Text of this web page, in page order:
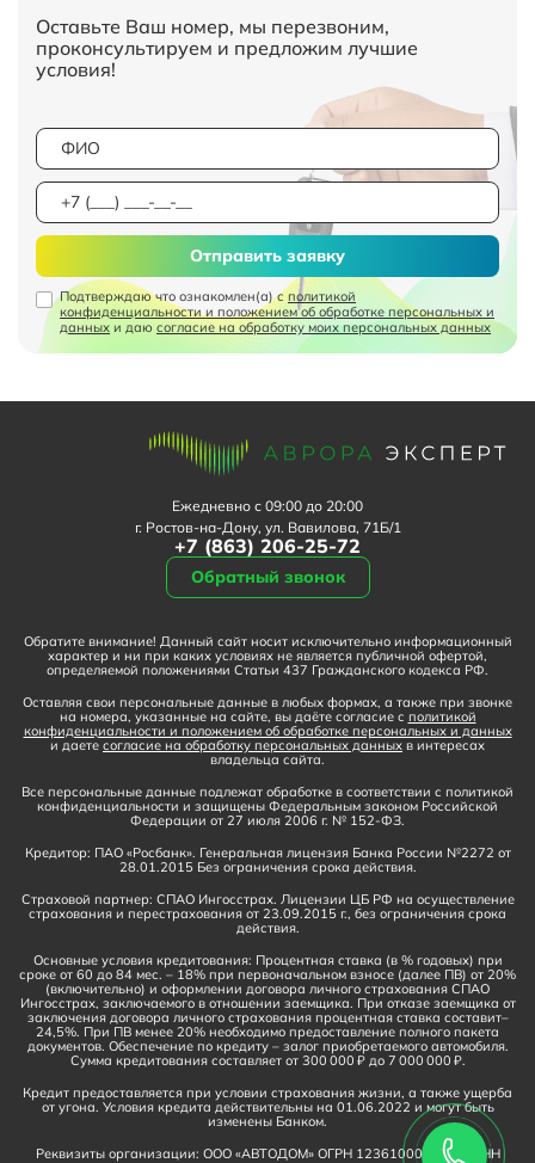
Оставьте Ваш номер, мы перезвоним,
проконсультируем и предложим лучшие
условия!
Подтверждаю что ознакомлен(а) сполитикой
конфиденциальности и положением об обработке персональных и
данных и даю согласие на обработку моих персональных данных
Отправить заявку
Ежедневно с 09:00 до 20:00
г. Ростов-на-Дону, ул. Вавилова, 71Б/1
+7 (863) 206-25-72
Обратный звонок
Обратите внимание! Данный сайт носит исключительно информационный
характер и ни при каких условиях не является публичной офертой,
определяемой положениями Статьи 437 Гражданского кодекса РФ.
Оставляя свои персональные данные в любых формах, а также при звонке
на номера, указанные на сайте, вы даёте согласие с политикой
конфиденциальности и положением об обработке персональных и данных
и даете согласие на обработку персональных данных в интересах
владельца сайта.
Все персональные данные подлежат обработке в соответствии с политикой
конфиденциальности и защищены Федеральным законом Российской
Федерации от 27 июля 2006 г. № 152-ФЗ.
Кредитор: ПАО «Росбанк». Генеральная лицензия Банка России №2272 от
28.01.2015 Без ограничения срока действия.
Страховой партнер: СПАО Ингосстрах. Лицензии ЦБ РФ на осуществление
страхования и перестрахования от 23.09.2015 г., без ограничения срока
действия.
Основные условия кредитования: Процентная ставка (в % годовых) при
сроке от 60 до 84 мес. – 18% при первоначальном взносе (далее ПВ) от 20%
(включительно) и оформлении договора личного страхования СПАО
Ингосстрах, заключаемого в отношении заемщика. При отказе заемщика от
заключения договора личного страхования процентная ставка составит–
24,5%. При ПВ менее 20% необходимо предоставление полного пакета
документов. Обеспечение по кредиту – залог приобретаемого автомобиля.
Сумма кредитования составляет от 300 000 ₽ до 7 000 000 ₽.
Кредит предоставляется при условии страхования жизни, а также ущерба
от угона. Условия кредита действительны на 01.06.2022 и могут быть
изменены Банком.
Реквизиты организации: ООО «АВТОДОМ» ОГРН 1236100016910, ИНН